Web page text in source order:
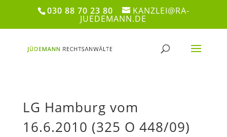
030 88 70 23 80 KANZLEI@RA-
JUEDEMANN.DE
LG Hamburg vom
16.6.2010 (325 O 448/09)